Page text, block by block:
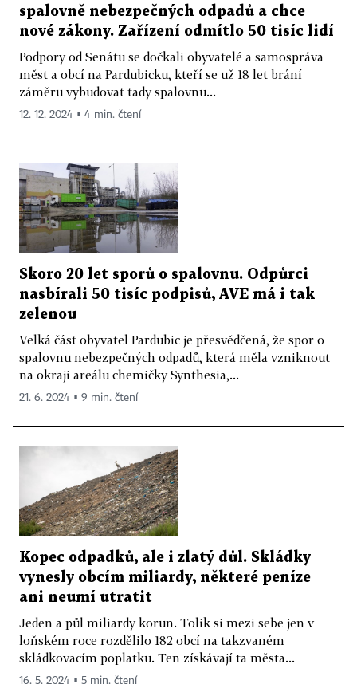
spalovně nebezpečných odpadů a chce
nové zákony. Zařízení odmítlo 50 tisíc lidí
Podpory od Senátu se dočkali obyvatelé a samospráva
měst a obcí na Pardubicku, kteří se už 18 let brání
záměru vybudovat tady spalovnu...
12. 12. 2024 ▪ 4 min. čtení
Skoro 20 let sporů o spalovnu. Odpůrci
nasbírali 50 tisíc podpisů, AVE má i tak
zelenou
Velká část obyvatel Pardubic je přesvědčená, že spor o
spalovnu nebezpečných odpadů, která měla vzniknout
na okraji areálu chemičky Synthesia,...
21. 6. 2024 ▪ 9 min. čtení
Kopec odpadků, ale i zlatý důl. Skládky
vynesly obcím miliardy, některé peníze
ani neumí utratit
Jeden a půl miliardy korun. Tolik si mezi sebe jen v
loňském roce rozdělilo 182 obcí na takzvaném
skládkovacím poplatku. Ten získávají ta města...
16. 5. 2024 ▪ 5 min. čtení